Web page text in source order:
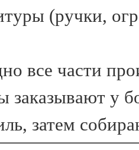
(ручки,
все части
заказывают у
затем